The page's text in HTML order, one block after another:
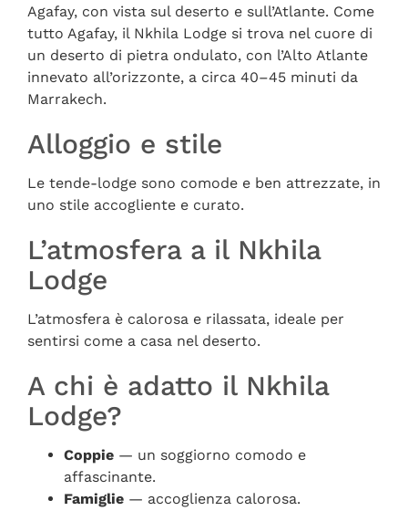
Agafay, con vista sul deserto e sull’Atlante. Come
tutto Agafay, il Nkhila Lodge si trova nel cuore di
un deserto di pietra ondulato, con l’Alto Atlante
innevato all’orizzonte, a circa 40–45 minuti da
Marrakech.
Alloggio e stile
Le tende-lodge sono comode e ben attrezzate, in
uno stile accogliente e curato.
L’atmosfera a il Nkhila
Lodge
L’atmosfera è calorosa e rilassata, ideale per
sentirsi come a casa nel deserto.
A chi è adatto il Nkhila
Lodge?
Coppie — un soggiorno comodo e
affascinante.
Famiglie — accoglienza calorosa.